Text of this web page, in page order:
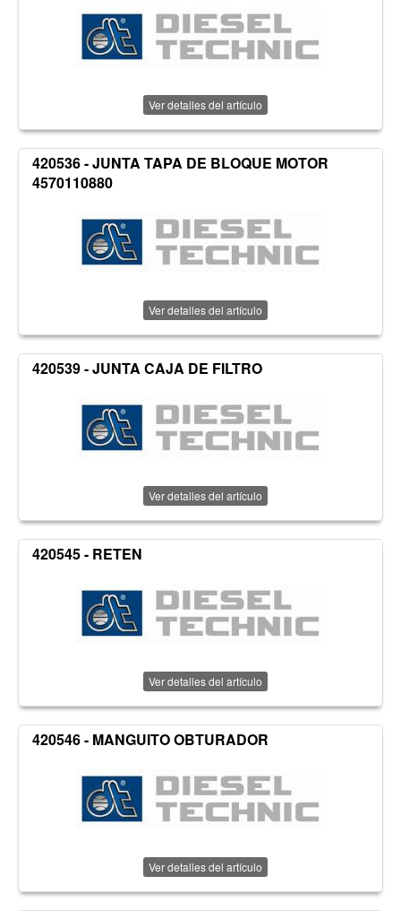
Ver detalles del artículo
420536 - JUNTA TAPA DE BLOQUE MOTOR
4570110880
Ver detalles del artículo
420539 - JUNTA CAJA DE FILTRO
Ver detalles del artículo
420545 - RETEN
Ver detalles del artículo
420546 - MANGUITO OBTURADOR
Ver detalles del artículo